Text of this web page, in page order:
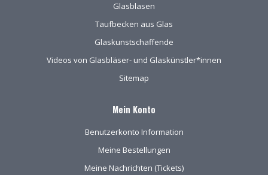
Glasblasen
Taufbecken aus Glas
Glaskunstschaffende
Videos von Glasbläser- und Glaskünstler*innen
Sitemap
Mein Konto
Benutzerkonto Information
Meine Bestellungen
Meine Nachrichten (Tickets)